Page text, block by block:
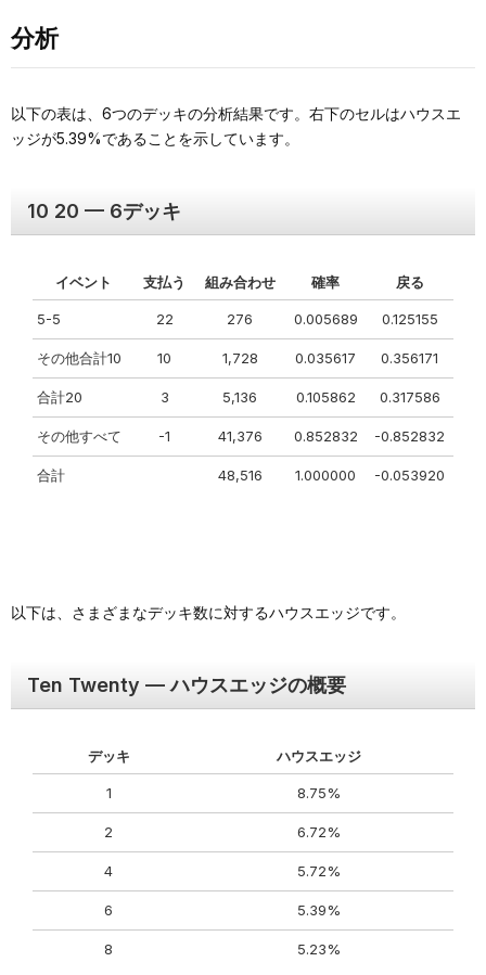
分析
以下の表は、6つのデッキの分析結果です。右下のセルはハウスエ
ッジが5.39%であることを示しています。
10 20 — 6デッキ
イベント 支払う 組み合わせ 確率 戻る
5-5 22 276 0.005689 0.125155
その他合計10 10 1,728 0.035617 0.356171
合計20 3 5,136 0.105862 0.317586
その他すべて -1 41,376 0.852832 -0.852832
合計 48,516 1.000000 -0.053920
以下は、さまざまなデッキ数に対するハウスエッジです。
Ten Twenty — ハウスエッジの概要
デッキ ハウスエッジ
1 8.75%
2 6.72%
4 5.72%
6 5.39%
8 5.23%